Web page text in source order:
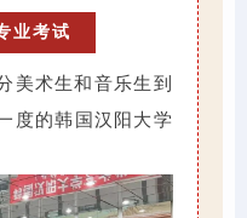
业考试
美术生和音乐生到
度的韩国汉阳大学